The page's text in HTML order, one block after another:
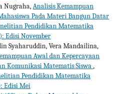
Nugraha,Analisis Kemampuan
Pada Materi Bangun Datar
Pendidikan Matematika
Edisi November
Syaharuddin, Vera Mandailina,
Awal dan Kepercayaan
Komunikasi Matematis Siswa,
Pendidikan Matematika
Edisi Mei